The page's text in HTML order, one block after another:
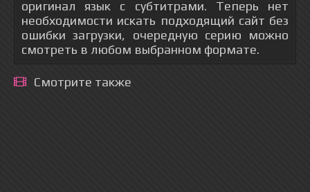
оригинал язык с субтитрами. Теперь нет
необходимости искать подходящий сайт без
ошибки загрузки, очередную серию можно
смотреть в любом выбранном формате.
Смотрите также